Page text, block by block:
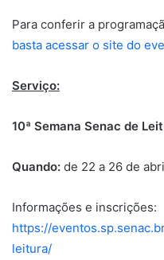
Para conferir a
basta acessar o site do
Serviço:
10ª Semana Senac de
Quando: de 22 a 26 de
Informações e inscrições:
https://
leitura/